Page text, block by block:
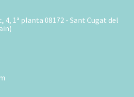
4, 1ª planta 08172 - Sant Cugat del